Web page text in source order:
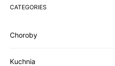
CATEGORIES
Choroby
Kuchnia